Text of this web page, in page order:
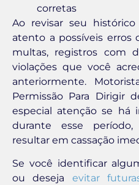
corretas
Ao revisar seu
atento a possíveis erros
multas, registros com
violações que você
anteriormente.
Permissão Para Dirigir
especial atenção se há
durante esse
resultar em cassação
Se você identificar
ou deseja evitar